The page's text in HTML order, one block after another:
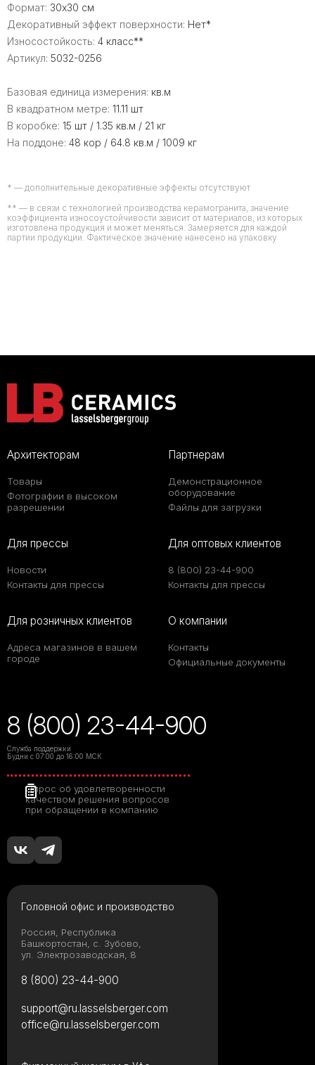
Формат: 30x30 см
Декоративный эффект поверхности: Нет*
Износостойкость: 4 класс**
Артикул: 5032-0256
Базовая единица измерения: кв.м
В квадратном метре: 11.11 шт
В коробке: 15 шт / 1.35 кв.м / 21 кг
На поддоне: 48 кор / 64.8 кв.м / 1009 кг
* — дополнительные декоративные эффекты отсутствуют
** — в связи с технологией производства керамогранита, значение
коэффициента износоустойчивости зависит от материалов, из которых
изготовлена продукция и может меняться. Замеряется для каждой
партии продукции. Фактическое значение нанесено на упаковку
Архитекторам
Товары
Фотографии в высоком
разрешении
Партнерам
Демонстрационное
оборудование
Файлы для загрузки
Для прессы
Новости
Контакты для прессы
Для оптовых клиентов
8 (800) 23-44-900
Контакты для прессы
Для розничных клиентов
Адреса магазинов в вашем
городе
О компании
Контакты
Официальные документы
8 (800) 23-44-900
Служба поддержки
Будни с 07:00 до 16:00 МСК
Опрос об удовлетворенности
качеством решения вопросов
при обращении в компанию
Головной офис и производство
Россия, Республика
Башкортостан, с. Зубово,
ул. Электрозаводская, 8
8 (800) 23-44-900
support@ru.lasselsberger.com
office@ru.lasselsberger.com